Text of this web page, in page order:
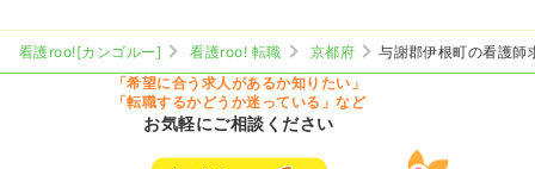
看護roo![カンゴルー] 看護roo! 転職 京都府
与謝郡伊根町の看護師
「希望に合う求人があるか知りたい」
「転職するかどうか迷っている」など
お気軽にご相談ください